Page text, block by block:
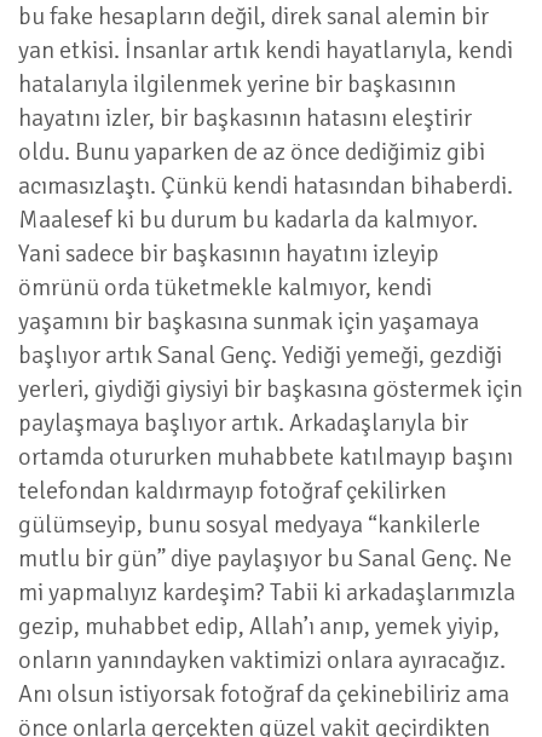
bu fake hesapların değil, direk sanal alemin bir
yan etkisi. İnsanlar artık kendi hayatlarıyla, kendi
hatalarıyla ilgilenmek yerine bir başkasının
hayatını izler, bir başkasının hatasını eleştirir
oldu. Bunu yaparken de az önce dediğimiz gibi
acımasızlaştı. Çünkü kendi hatasından bihaberdi.
Maalesef ki bu durum bu kadarla da kalmıyor.
Yani sadece bir başkasının hayatını izleyip
ömrünü orda tüketmekle kalmıyor, kendi
yaşamını bir başkasına sunmak için yaşamaya
başlıyor artık Sanal Genç. Yediği yemeği, gezdiği
yerleri, giydiği giysiyi bir başkasına göstermek için
paylaşmaya başlıyor artık. Arkadaşlarıyla bir
ortamda otururken muhabbete katılmayıp başını
telefondan kaldırmayıp fotoğraf çekilirken
gülümseyip, bunu sosyal medyaya “kankilerle
mutlu bir gün” diye paylaşıyor bu Sanal Genç. Ne
mi yapmalıyız kardeşim? Tabii ki arkadaşlarımızla
gezip, muhabbet edip, Allah’ı anıp, yemek yiyip,
onların yanındayken vaktimizi onlara ayıracağız.
Anı olsun istiyorsak fotoğraf da çekinebiliriz ama
önce onlarla gerçekten güzel vakit geçirdikten